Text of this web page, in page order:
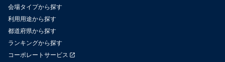
会場タイプから探す
利用用途から探す
都道府県から探す
ランキングから探す
コーポレートサービス